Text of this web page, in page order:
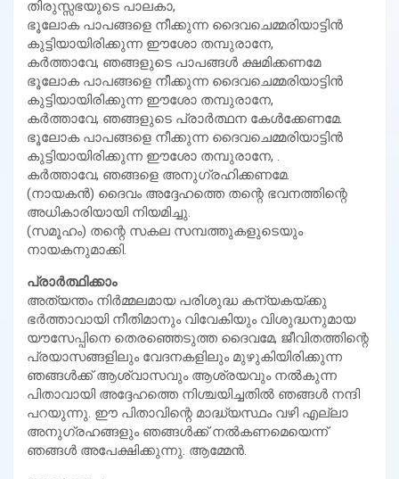
തിരുസ്സഭയുടെ പാലകാ,
ഭൂലോക പാപങ്ങളെ നീക്കുന്ന ദൈവചെമ്മരിയാട്ടിന്‍
കുട്ടിയായിരിക്കുന്ന ഈശോ തമ്പുരാനേ,
കര്‍ത്താവേ, ഞങ്ങളുടെ പാപങ്ങള്‍ ക്ഷമിക്കണമേ
ഭൂലോക പാപങ്ങളെ നീക്കുന്ന ദൈവചെമ്മരിയാട്ടിന്‍
കുട്ടിയായിരിക്കുന്ന ഈശോ തമ്പുരാനേ,
കര്‍ത്താവേ, ഞങ്ങളുടെ പ്രാര്‍ത്ഥന കേള്‍ക്കേണമേ.
ഭൂലോക പാപങ്ങളെ നീക്കുന്ന ദൈവചെമ്മരിയാട്ടിന്‍
കുട്ടിയായിരിക്കുന്ന ഈശോ തമ്പുരാനേ, .
കര്‍ത്താവേ, ഞങ്ങളെ അനുഗ്രഹിക്കണമേ.
(നായകന്‍) ദൈവം അദ്ദേഹത്തെ തന്റെ ഭവനത്തിന്റെ
അധികാരിയായി നിയമിച്ചു.
(സമൂഹം) തന്റെ സകല സമ്പത്തുകളുടെയും
നായകനുമാക്കി.
പ്രാര്‍ത്ഥിക്കാം
അത്യന്തം നിര്‍മ്മലമായ പരിശുദ്ധ കന്യകയ്ക്കു
ഭര്‍ത്താവായി നീതിമാനും വിവേകിയും വിശുദ്ധനുമായ
യൗസേപ്പിനെ തെരഞ്ഞെടുത്ത ദൈവമേ, ജീവിതത്തിന്റെ
പ്രയാസങ്ങളിലും വേദനകളിലും മുഴുകിയിരിക്കുന്ന
ഞങ്ങള്‍ക്ക് ആശ്വാസവും ആശ്രയവും നല്‍കുന്ന
പിതാവായി അദ്ദേഹത്തെ നിശ്ചയിച്ചതില്‍ ഞങ്ങള്‍ നന്ദി
പറയുന്നു. ഈ പിതാവിന്റെ മാദ്ധ്യസ്ഥം വഴി എല്ലാ
അനുഗ്രഹങ്ങളും ഞങ്ങള്‍ക്ക് നല്‍കണമെയെന്ന്
ഞങ്ങള്‍ അപേക്ഷിക്കുന്നു. ആമ്മേന്‍.